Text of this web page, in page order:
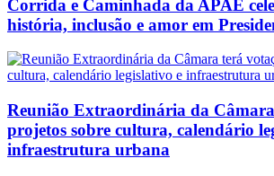
Corrida e Caminhada da APAE
história, inclusão e amor em
Reunião Extraordinária da
projetos sobre cultura, calendário
infraestrutura urbana